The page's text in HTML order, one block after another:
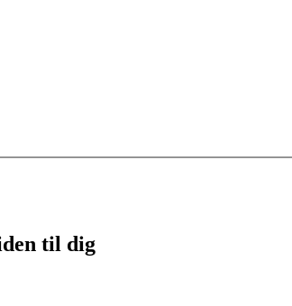
til dig